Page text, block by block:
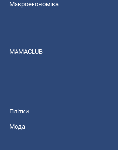
Макроекономіка
MAMACLUB
Плітки
Мода